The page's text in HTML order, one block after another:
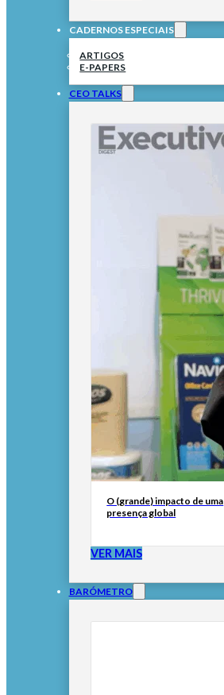
CADERNOS ESPECIAIS
ARTIGOS
E-PAPERS
CEO TALKS
O (grande) impacto de uma
presença global
VER MAIS
BARÓMETRO